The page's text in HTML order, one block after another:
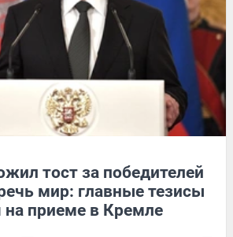
тост за победителей
мир: главные тезисы
на приеме в Кремле